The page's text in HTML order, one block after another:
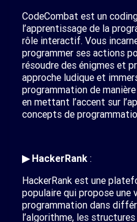
CodeCombat est un
l’apprentissage de la
rôle interactif. Vous
programmer ses actions
résoudre des énigmes et
approche ludique et
programmation de
en mettant l’accent sur
concepts de
▶ HackerRank :
HackerRank est une
populaire qui propose une
programmation dans
l’algorithme, les